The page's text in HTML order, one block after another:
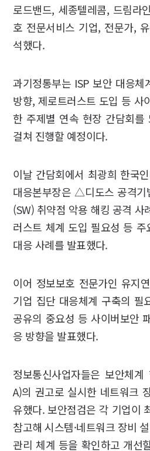
로드밴드, 세종텔레콤, 드림라
호 전문서비스 기업, 전문가,
석했다.
과기정통부는 ISP 보안 대응
방향, 제로트러스트 도입 등 사
한 주제별 연속 현장 간담회를
걸쳐 진행할 예정이다.
이날 간담회에서 최광희 한국
대응본부장은 △디도스 공격기
(SW) 취약점 악용 해킹 공격
러스트 체계 도입 필요성 등
대응 사례를 발표했다.
이어 정보보호 전문가인 유지
기업 집단 대응체계 구축의
공유의 중요성 등 사이버보안
응 방향을 발표했다.
정보통신사업자들은 보안체
A)의 권고로 실시한 네트워크
유했다. 보안점검은 각 기업이
참고해 시스템·네트워크 장비
관리 체계 등을 확인하고 개선